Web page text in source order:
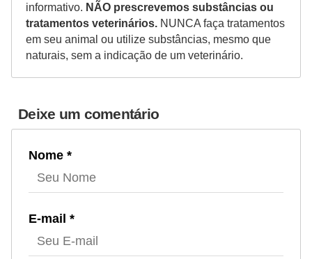
informativo. NÃO prescrevemos substâncias ou
tratamentos veterinários. NUNCA faça tratamentos
em seu animal ou utilize substâncias, mesmo que
naturais, sem a indicação de um veterinário.
Deixe um comentário
Nome *
E-mail *